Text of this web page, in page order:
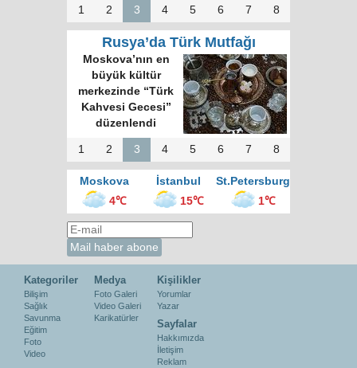
1 2 3 4 5 6 7 8
Rusya’da Türk Mutfağı
Moskova’nın en
büyük kültür
merkezinde “Türk
Kahvesi Gecesi”
düzenlendi
1 2 3 4 5 6 7 8
Moskova İstanbul
St.Petersburg
4℃
15℃ 1℃
Kategoriler
Bilişim
Sağlık
Savunma
Eğitim
Foto
Video
Medya
Foto Galeri
Video Galeri
Karikatürler
Kişilikler
Yorumlar
Yazar
Sayfalar
Hakkımızda
İletişim
Reklam